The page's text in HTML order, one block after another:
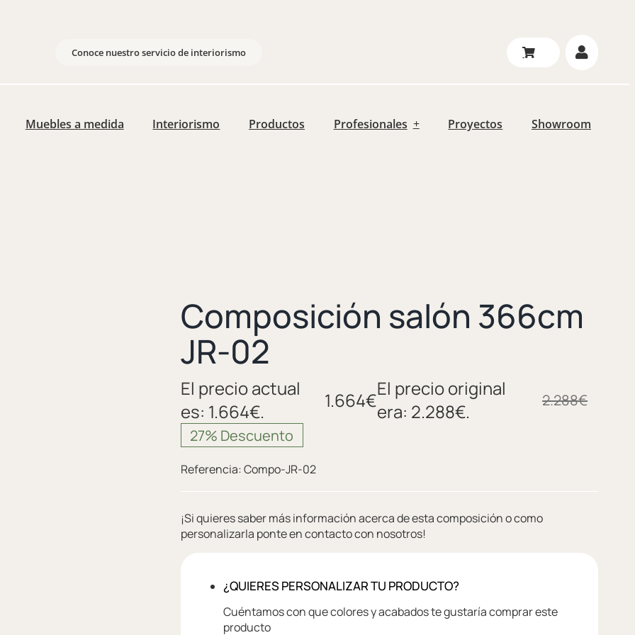
Conoce nuestro servicio de interiorismo
Muebles a medida Interiorismo Productos Profesionales Proyectos Showroom
Composición salón 366cm
JR-02
2.288€
El precio original
era: 2.288€.
1.664€
El precio actual
es: 1.664€.
27% Descuento
Referencia:Compo-JR-02
¡Si quieres saber más información acerca de esta composición o como
personalizarla ponte en contacto con nosotros!
¿QUIERES PERSONALIZAR TU PRODUCTO?
Cuéntamos con que colores y acabados te gustaría comprar este
producto